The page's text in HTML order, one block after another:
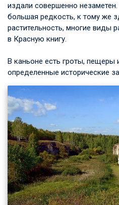
издали совершенно
большая редкость, к тому же
растительность, многие виды
в Красную книгу.
В каньоне есть гроты, пещеры
определенные исторические